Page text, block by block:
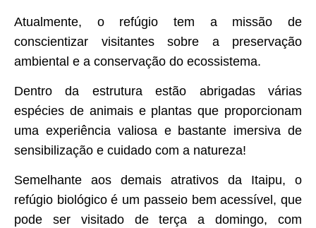
Atualmente, o refúgio tem a missão de
conscientizar visitantes sobre a preservação
ambiental e a conservação do ecossistema.
Dentro da estrutura estão abrigadas várias
espécies de animais e plantas que proporcionam
uma experiência valiosa e bastante imersiva de
sensibilização e cuidado com a natureza!
Semelhante aos demais atrativos da Itaipu, o
refúgio biológico é um passeio bem acessível, que
pode ser visitado de terça a domingo, com